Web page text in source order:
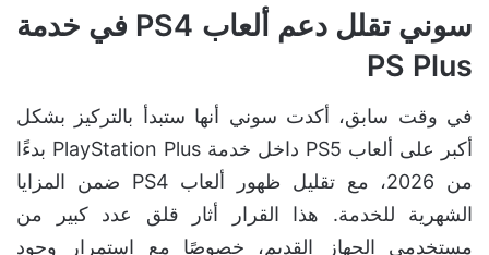
سوني تقلل دعم ألعاب PS4 في خدمة
PS Plus
في وقت سابق، أكدت سوني أنها ستبدأ بالتركيز بشكل
أكبر على ألعاب PS5 داخل خدمة PlayStation Plus بدءًا
من 2026، مع تقليل ظهور ألعاب PS4 ضمن المزايا
الشهرية للخدمة. هذا القرار أثار قلق عدد كبير من
مستخدمي الجهاز القديم، خصوصًا مع استمرار وجود